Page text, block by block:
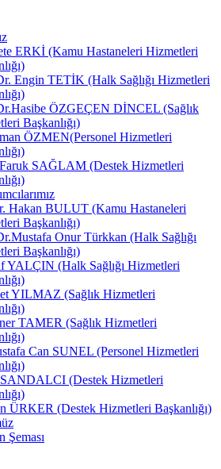
ERKİ (Kamu Hastaneleri Hizmetleri
Engin TETİK (Halk Sağlığı Hizmetleri
ÖZGEÇEN DİNCEL (Sağlık
Başkanlığı)
ÖZMEN(Personel Hizmetleri
SAĞLAM (Destek Hizmetleri
Hakan BULUT (Kamu Hastaneleri
Başkanlığı)
Onur Türkkan (Halk Sağlığı
Başkanlığı)
YALÇIN (Halk Sağlığı Hizmetleri
YILMAZ (Sağlık Hizmetleri
TAMER (Sağlık Hizmetleri
Can SUNEL (Personel Hizmetleri
(Destek Hizmetleri
ÜRKER (Destek Hizmetleri Başkanlığı)
Şeması